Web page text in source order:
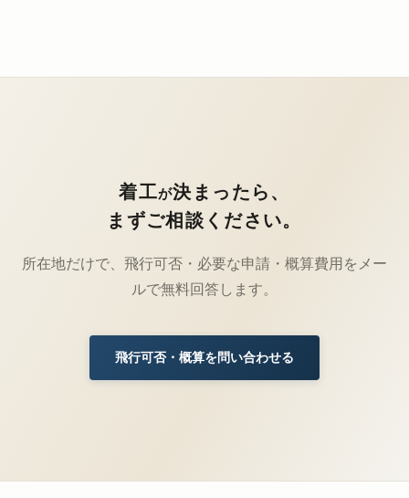
着工が決まったら、
まずご相談ください。
所在地だけで、飛行可否・必要な申請・概算費用をメー
ルで無料回答します。
飛行可否・概算を問い合わせる